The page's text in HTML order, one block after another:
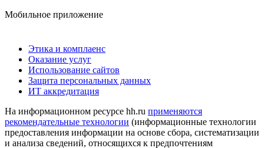
Мобильное приложение
Этика и комплаенс
Оказание услуг
Использование сайтов
Защита персональных данных
ИТ аккредитация
На информационном ресурсе hh.ru применяются
рекомендательные технологии (информационные технологии
предоставления информации на основе сбора, систематизации
и анализа сведений, относящихся к предпочтениям